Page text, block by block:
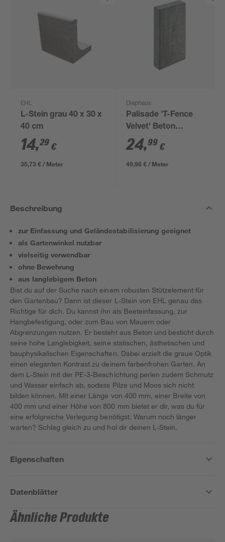
EHL
L-Stein grau 40 x 30 x
40 cm
14,29 €
35,73 € / Meter
Diephaus
Palisade 'T-Fence
Velvet' Beton
graphitfarben 50 x 25
x 8 cm
24,99 €
49,98 € / Meter
Beschreibung
zur Einfassung und Geländestabilisierung geeignet
als Gartenwinkel nutzbar
vielseitig verwendbar
ohne Bewehrung
aus langlebigem Beton
Bist du auf der Suche nach einem robusten Stützelement für
den Gartenbau? Dann ist dieser L-Stein von EHL genau das
Richtige für dich. Du kannst ihn als Beeteinfassung, zur
Hangbefestigung, oder zum Bau von Mauern oder
Abgrenzungen nutzen. Er besteht aus Beton und besticht durch
seine hohe Langlebigkeit, seine statischen, ästhetischen und
bauphysikalischen Eigenschaften. Dabei erzielt die graue Optik
einen eleganten Kontrast zu deinem farbenfrohen Garten. An
dem L-Stein mit der PE-3-Beschichtung perlen zudem Schmutz
und Wasser einfach ab, sodass Pilze und Moos sich nicht
bilden können. Mit einer Länge von 400 mm, einer Breite von
400 mm und einer Höhe von 800 mm bietet er dir, was du für
eine erfolgreiche Verlegung benötigst. Warum noch länger
warten? Schlag gleich zu und hol dir deinen L-Stein.
Eigenschaften
Datenblätter
Ähnliche Produkte